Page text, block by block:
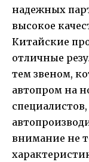
надежных
высокое
Китайские
отличные
тем звеном,
автопром на
внимание не